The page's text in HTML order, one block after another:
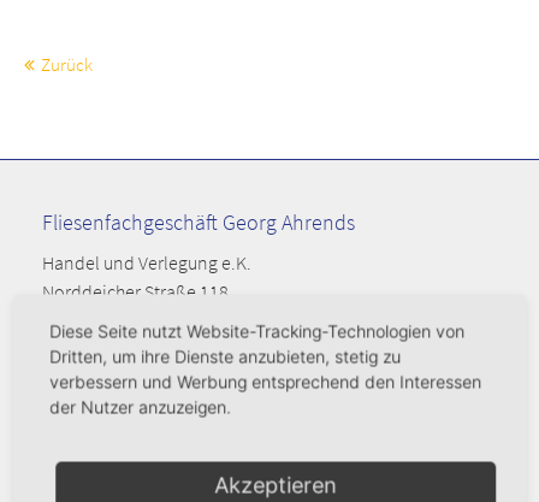
24h
Mon - Fri 8:00am - 5:00pm (GMT +1)
Zertifizierungen
Zurück
Fliesenfachgeschäft Georg Ahrends
Handel und Verlegung e.K.
Norddeicher Straße 118
26506 Norden
04931 - 55 52
verkauf@fliesen-ahrends.de
Öffnungszeiten
Diese Seite nutzt Website-Tracking-Technologien von
Dritten, um ihre Dienste anzubieten, stetig zu
verbessern und Werbung entsprechend den Interessen
der Nutzer anzuzeigen.
Akzeptieren